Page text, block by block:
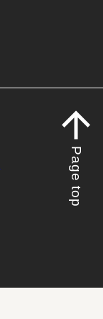
Page top